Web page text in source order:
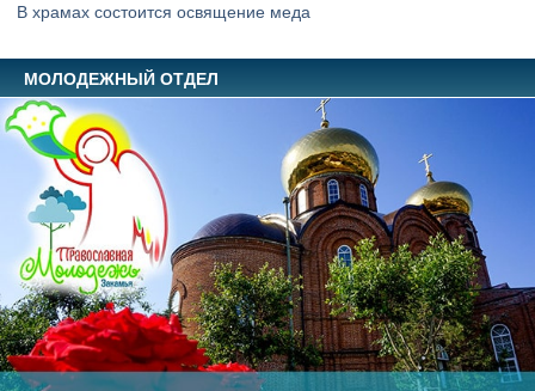
В храмах состоится освящение меда
МОЛОДЕЖНЫЙ ОТДЕЛ